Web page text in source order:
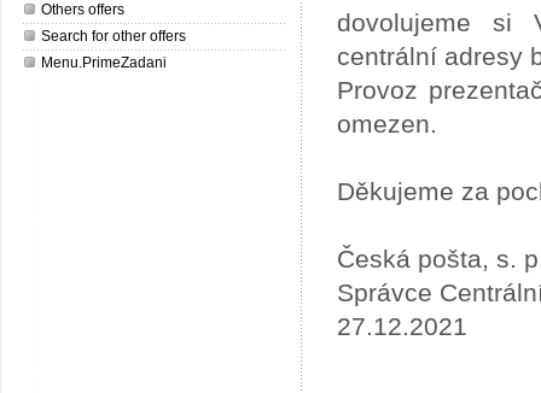
Others offers
Search for other offers
Menu.PrimeZadani
dovolujeme si
centrální adresy
Provoz
omezen.
Děkujeme za
Česká pošta, s.
Správce
27.12.2021